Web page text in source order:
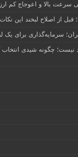
سرعت بالا و اعوجاج کم
از اصلاح لبخند این نکات
سرمایه‌گذاری برای یک
چگونه شیدی انتخاب